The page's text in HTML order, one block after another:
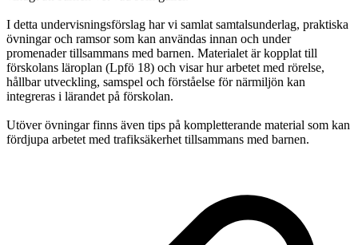
I detta undervisningsförslag har vi samlat samtalsunderlag, praktiska
övningar och ramsor som kan användas innan och under
promenader tillsammans med barnen. Materialet är kopplat till
förskolans läroplan (Lpfö 18) och visar hur arbetet med rörelse,
hållbar utveckling, samspel och förståelse för närmiljön kan
integreras i lärandet på förskolan.
Utöver övningar finns även tips på kompletterande material som kan
fördjupa arbetet med trafiksäkerhet tillsammans med barnen.